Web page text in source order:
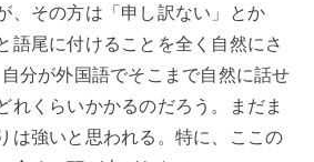
、その方は「申し訳ない」とか
語尾に付けることを全く自然にさ
分が外国語でそこまで自然に話せ
れくらいかかるのだろう。まだま
は強いと思われる。特に、ここの